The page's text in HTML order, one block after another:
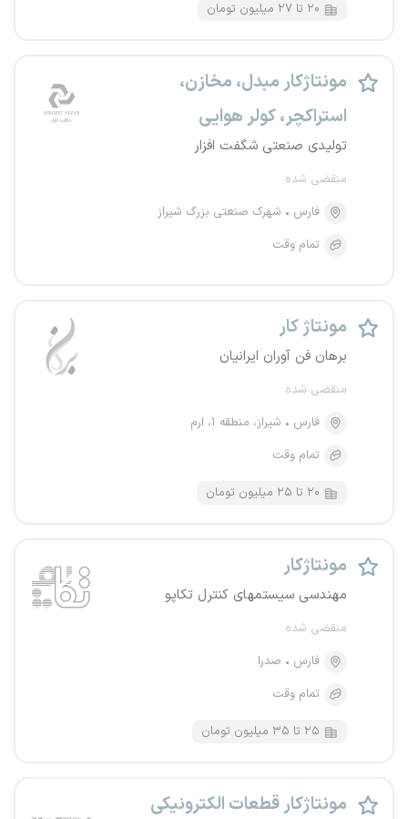
۲۰ تا ۲۷ میلیون تومان
مونتاژکار مبدل، مخازن،
استراکچر، کولر هوایی
تولیدی صنعتی شگفت افزار
منقضی شده
فارس
شهرک صنعتی بزرگ شیراز
تمام وقت
مونتاژ کار
برهان فن آوران ایرانیان
منقضی شده
فارس
شیراز، منطقه ۱، ارم
تمام وقت
۲۰ تا ۲۵ میلیون تومان
مونتاژکار
مهندسی سیستمهای کنترل تکاپو
منقضی شده
فارس
صدرا
تمام وقت
۲۵ تا ۳۵ میلیون تومان
مونتاژکار قطعات الکترونیکی